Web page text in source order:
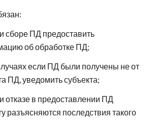
ПД предоставить
об обработке ПД;
если ПД были получены не от
ПД, уведомить субъекта;
в предоставлении ПД
разъясняются последствия такого